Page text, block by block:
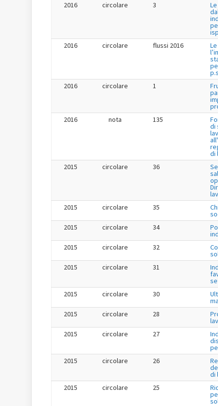
2016
circolare 3
2016
circolare flussi 2016
2016
circolare 1
2016
nota 135
di
di
2015
circolare 36
2015
circolare 35
2015
circolare 34
2015
circolare 32
2015
circolare 31
2015
circolare 30
2015
circolare 28
2015
circolare 27
2015
circolare 26
di
2015
circolare 25